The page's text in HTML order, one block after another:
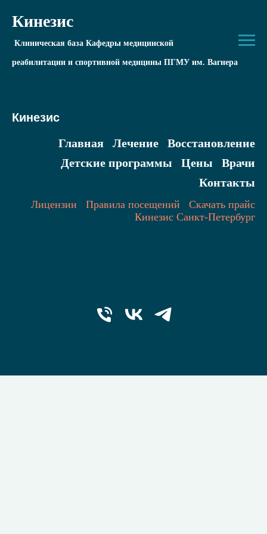
Кинезис
Клиническая база Кафедры медицинской
реабилитации и спортивной медицины ПГМУ им. Вагнера
Кинезис
Главная
Лечение
Восстановление
Детские программы
Цены
Врачи
Контакты
Лицензии Правила посещений
Скачать прайс
Кинезис Санкт-Петербург